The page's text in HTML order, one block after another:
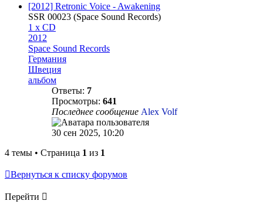
[2012] Retronic Voice - Awakening
SSR 00023 (Space Sound Records)
1 x CD
2012
Space Sound Records
Германия
Швеция
альбом
Ответы: 7
Просмотры: 641
Последнее сообщение Alex Volf
30 сен 2025, 10:20
4 темы • Страница 1 из 1
Вернуться к списку форумов
Перейти